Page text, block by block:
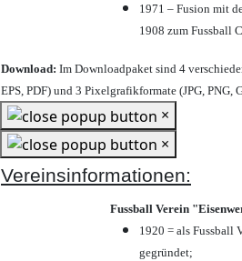
1971 – Fusion mit
1908 zum Fussball
Download: Im Downloadpaket sind 4
EPS, PDF) und 3 Pixelgrafikformate (JPG, PNG,
×
×
Vereinsinformationen:
Fussball Verein
1920 = als Fussball
gegründet;